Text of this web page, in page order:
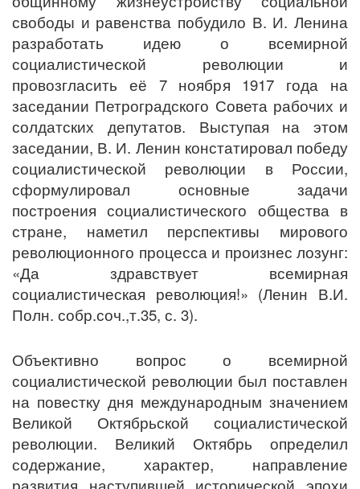
свободы и равенства побудило В. И. Ленина
разработать идею о всемирной
социалистической революции и
провозгласить её 7 ноября 1917 года на
заседании Петроградского Совета рабочих и
солдатских депутатов. Выступая на этом
заседании, В. И. Ленин констатировал победу
социалистической революции в России,
сформулировал основные задачи
построения социалистического общества в
стране, наметил перспективы мирового
революционного процесса и произнес лозунг:
«Да здравствует всемирная
социалистическая революция!» (Ленин В.И.
Полн. собр.соч.,т.35, с. 3).
Объективно вопрос о всемирной
социалистической революции был поставлен
на повестку дня международным значением
Великой Октябрьской социалистической
революции. Великий Октябрь определил
содержание, характер, направление